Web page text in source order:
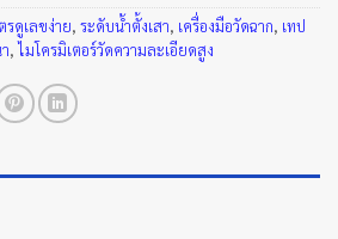
รดูเลขง่าย, ระดับน้ำตั้งเสา, เครื่องมือวัดฉาก, เทป
, ไมโครมิเตอร์วัดความละเอียดสูง